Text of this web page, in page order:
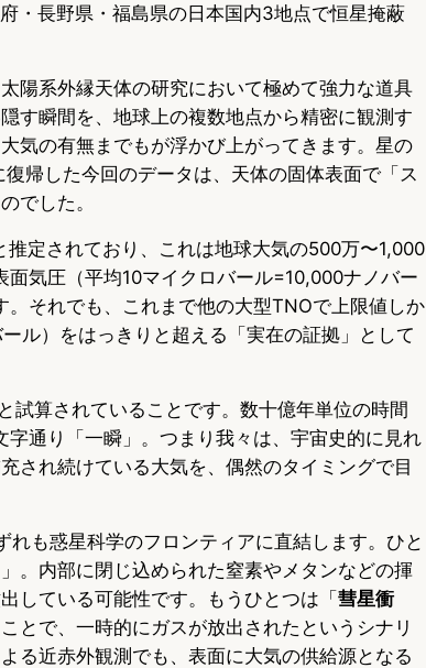
・長野県・福島県の日本国内3地点で恒星掩蔽
陽系外縁天体の研究において極めて強力な道具
す瞬間を、地球上の複数地点から精密に観測す
気の有無までもが浮かび上がってきます。星の
帰した今回のデータは、天体の固体表面で「ス
でした。
定されており、これは地球大気の500万〜1,000
気圧（平均10マイクロバール=10,000ナノバー
それでも、これまで他の大型TNOで上限値しか
ル）をはっきりと超える「実在の証拠」として
と試算されていることです。数十億年単位の時間
通り「一瞬」。つまり我々は、宇宙史的に見れ
され続けている大気を、偶然のタイミングで目
も惑星科学のフロンティアに直結します。ひと
」。内部に閉じ込められた窒素やメタンなどの揮
している可能性です。もうひとつは「彗星衝
とで、一時的にガスが放出されたというシナリ
る近赤外観測でも、表面に大気の供給源となる